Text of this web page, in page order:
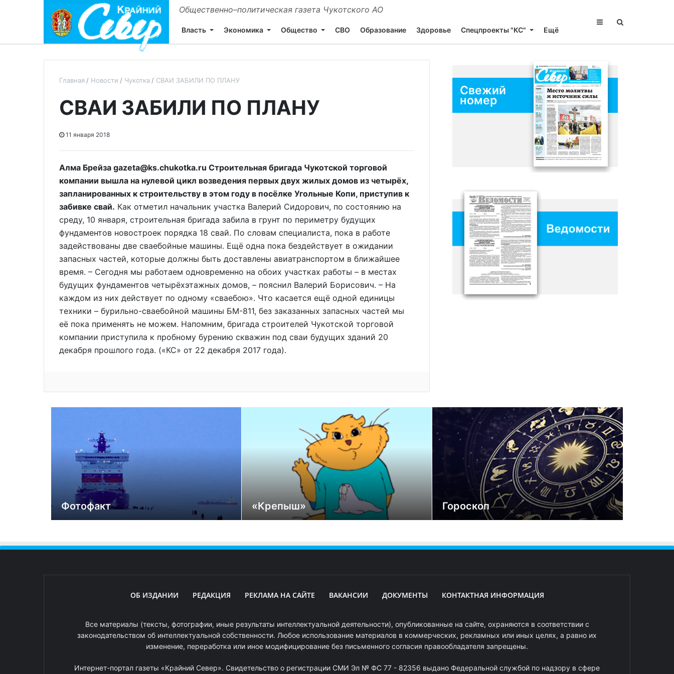
Общественно–политическая газета Чукотского АО
Власть Экономика Общество СВО Образование Здоровье Спецпроекты "КС" Ещё
Главная Новости Чукотка СВАИ ЗАБИЛИ ПО ПЛАНУ
СВАИ ЗАБИЛИ ПО ПЛАНУ
11 января 2018
Алма Брейза gazeta@ks.chukotka.ru Строительная бригада Чукотской торговой
компании вышла на нулевой цикл возведения первых двух жилых домов из четырёх,
запланированных к строительству в этом году в посёлке Угольные Копи, приступив к
забивке свай. Как отметил начальник участка Валерий Сидорович, по состоянию на
среду, 10 января, строительная бригада забила в грунт по периметру будущих
фундаментов новостроек порядка 18 свай. По словам специалиста, пока в работе
задействованы две сваебойные машины. Ещё одна пока бездействует в ожидании
запасных частей, которые должны быть доставлены авиатранспортом в ближайшее
время. – Сегодня мы работаем одновременно на обоих участках работы – в местах
будущих фундаментов четырёхэтажных домов, – пояснил Валерий Борисович. – На
каждом из них действует по одному «сваебою». Что касается ещё одной единицы
техники – бурильно-сваебойной машины БМ-811, без заказанных запасных частей мы
её пока применять не можем. Напомним, бригада строителей Чукотской торговой
компании приступила к пробному бурению скважин под сваи будущих зданий 20
декабря прошлого года. («КС» от 22 декабря 2017 года).
Свежий
номер
Фотофакт «Крепыш» Гороскоп
ОБ ИЗДАНИИ РЕДАКЦИЯ РЕКЛАМА НА САЙТЕ ВАКАНСИИ ДОКУМЕНТЫ КОНТАКТНАЯ ИНФОРМАЦИЯ
Все материалы (тексты, фотографии, иные результаты интеллектуальной деятельности), опубликованные на сайте, охраняются в соответствии с
законодательством об интеллектуальной собственности. Любое использование материалов в коммерческих, рекламных или иных целях, а равно их
изменение, переработка или иное модифицирование без письменного согласия правообладателя запрещены.
Интернет-портал газеты «Крайний Север». Свидетельство о регистрации СМИ Эл № ФС 77 - 82356 выдано Федеральной службой по надзору в сфере